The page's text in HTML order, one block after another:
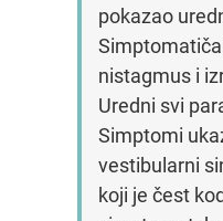
pokazao
nistagmus i
Uredni svi
Simptomi
vestibularni
koji je čest